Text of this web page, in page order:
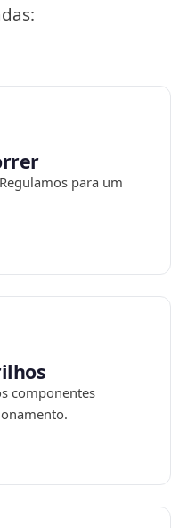
para um
componentes